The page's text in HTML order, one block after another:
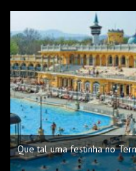
Que tal uma festinha no